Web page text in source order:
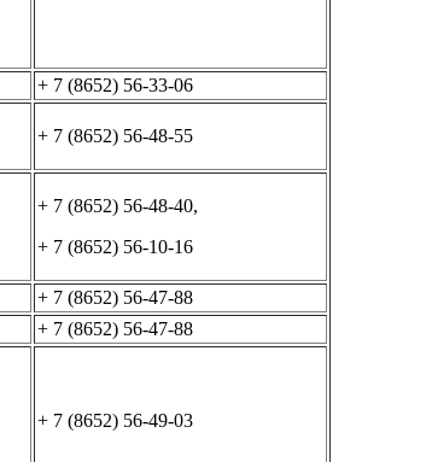
+ 7 (8652) 56-33-06
+ 7 (8652) 56-48-55
+ 7 (8652) 56-48-40,
+ 7 (8652) 56-10-16
+ 7 (8652) 56-47-88
+ 7 (8652) 56-47-88
+ 7 (8652) 56-49-03